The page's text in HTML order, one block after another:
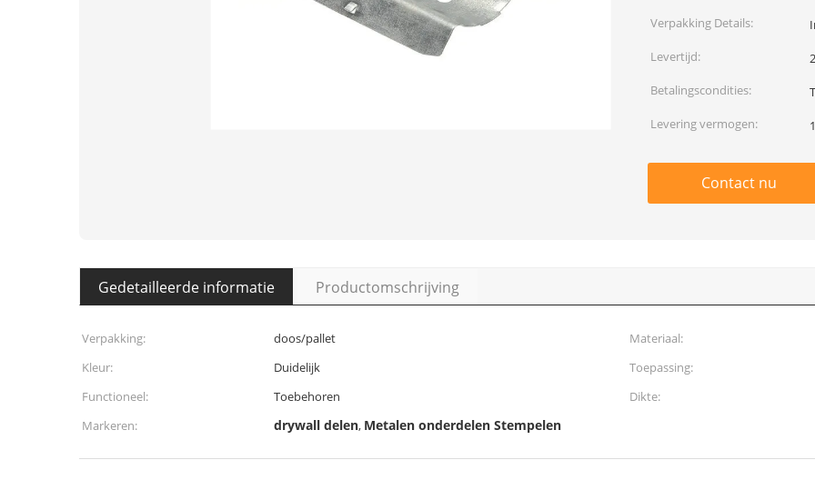
Verpakking Details:
Levertijd:
Betalingscondities:
Levering vermogen:
Contact nu
Gedetailleerde informatie Productomschrijving
Verpakking: doos/pallet Materiaal:
Kleur:
Duidelijk Toepassing:
Functioneel:
Toebehoren Dikte:
Markeren:
drywall delen, Metalen onderdelen Stempelen